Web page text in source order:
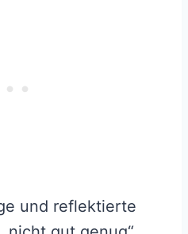
und reflektierte